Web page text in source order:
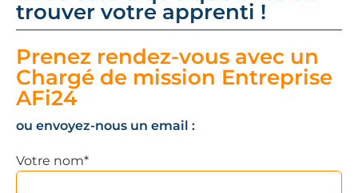
trouver votre apprenti !
Prenez rendez-vous avec un
Chargé de mission Entreprise
AFi24
ou envoyez-nous un email :
Votre nom*